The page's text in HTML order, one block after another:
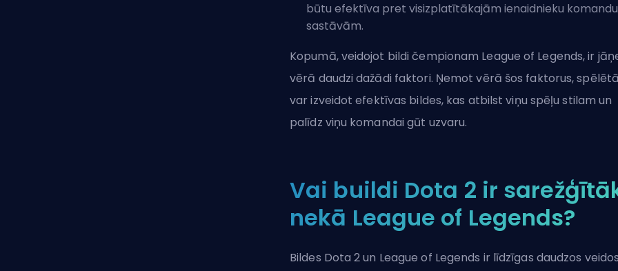
būtu efektīva pret visizplatītākajām ienaidnieku komandu
sastāvām.
Kopumā, veidojot bildi čempionam League of Legends, ir
vērā daudzi dažādi faktori. Ņemot vērā šos faktorus,
var izveidot efektīvas bildes, kas atbilst viņu spēļu stilam un
palīdz viņu komandai gūt uzvaru.
Vai buildi Dota 2 ir
nekā League of Legends?
Bildes Dota 2 un League of Legends ir līdzīgas daudzos